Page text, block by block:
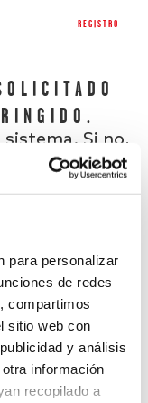
para personalizar
de redes
compartimos
sitio web con
y análisis
información
recopilado a
REGISTRO
sistema. Si no,